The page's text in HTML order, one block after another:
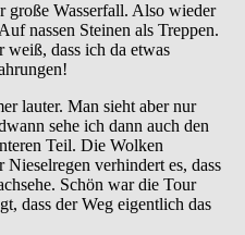
große Wasserfall. Also wieder
nassen Steinen als Treppen.
weiß, dass ich da etwas
lauter. Man sieht aber nur
sehe ich dann auch den
Teil. Die Wolken
verhindert es, dass
Schön war die Tour
dass der Weg eigentlich das